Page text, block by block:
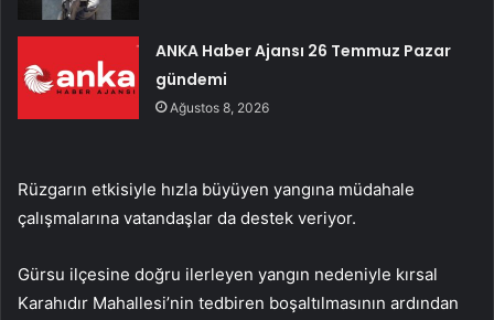
ANKA Haber Ajansı 26 Temmuz Pazar
gündemi
Ağustos 8, 2026
Rüzgarın etkisiyle hızla büyüyen yangına müdahale
çalışmalarına vatandaşlar da destek veriyor.
Gürsu ilçesine doğru ilerleyen yangın nedeniyle kırsal
Karahıdır Mahallesi’nin tedbiren boşaltılmasının ardından